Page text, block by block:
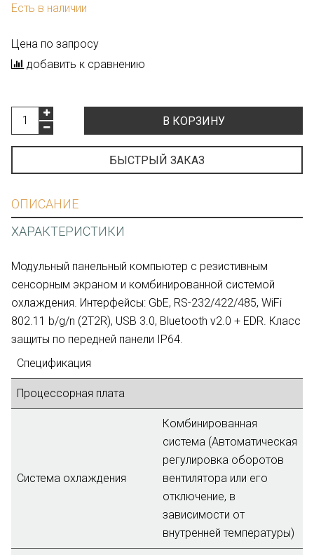
Есть в наличии
Цена по запросу
добавить к сравнению
В КОРЗИНУ
БЫСТРЫЙ ЗАКАЗ
ОПИСАНИЕ
ХАРАКТЕРИСТИКИ
Модульный панельный компьютер с резистивным
сенсорным экраном и комбинированной системой
охлаждения. Интерфейсы: GbE, RS-232/422/485, WiFi
802.11 b/g/n (2T2R), USB 3.0, Bluetooth v2.0 + EDR. Класс
защиты по передней панели IP64.
Спецификация
Процессорная плата
Система охлаждения
Комбинированная
система (Автоматическая
регулировка оборотов
вентилятора или его
отключение, в
зависимости от
внутренней температуры)